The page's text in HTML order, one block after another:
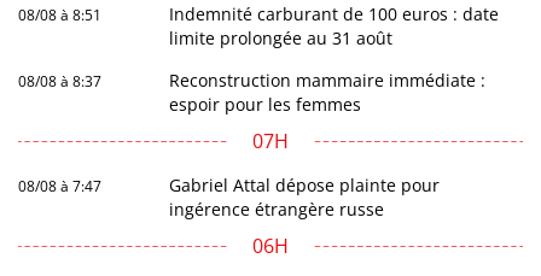
08/08 à 8:51
Indemnité carburant de 100 euros : date
limite prolongée au 31 août
08/08 à 8:37
Reconstruction mammaire immédiate :
espoir pour les femmes
07H
08/08 à 7:47
Gabriel Attal dépose plainte pour
ingérence étrangère russe
06H